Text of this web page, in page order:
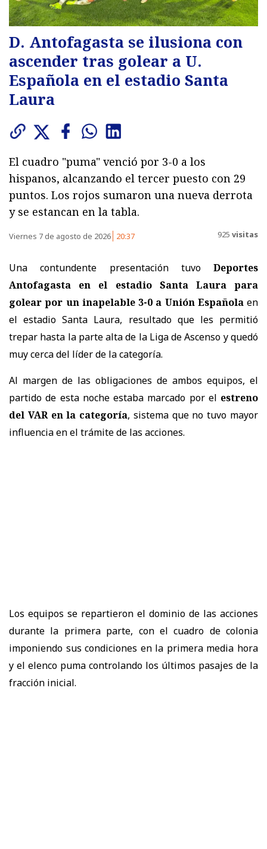
D. Antofagasta se ilusiona con
ascender tras golear a U.
Española en el estadio Santa
Laura
El cuadro "puma" venció por 3-0 a los
hispanos, alcanzando el tercer puesto con 29
puntos. Los rojos sumaron una nueva derrota
y se estancan en la tabla.
Viernes 7 de agosto de 2026 20:37 925 visitas
Una contundente presentación tuvo Deportes
Antofagasta en el estadio Santa Laura para
golear por un inapelable 3-0 a Unión Españolaen
el estadio Santa Laura, resultado que les permitió
trepar hasta la parte alta de la Liga de Ascenso y quedó
muy cerca del líder de la categoría.
Al margen de las obligaciones de ambos equipos, el
partido de esta noche estaba marcado por el estreno
del VAR en la categoría, sistema que no tuvo mayor
influencia en el trámite de las acciones.
Los equipos se repartieron el dominio de las acciones
durante la primera parte, con el cuadro de colonia
imponiendo sus condiciones en la primera media hora
y el elenco puma controlando los últimos pasajes de la
fracción inicial.